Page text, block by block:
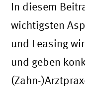
In diesem
wichtigsten
und Leasing
und geben
(Zahn-